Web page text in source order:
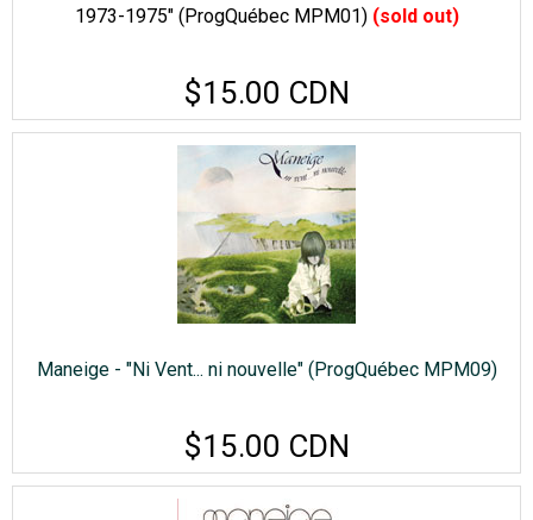
1973-1975" (ProgQuébec MPM01) (sold out)
$15.00 CDN
Maneige - "Ni Vent... ni nouvelle" (ProgQuébec MPM09)
$15.00 CDN